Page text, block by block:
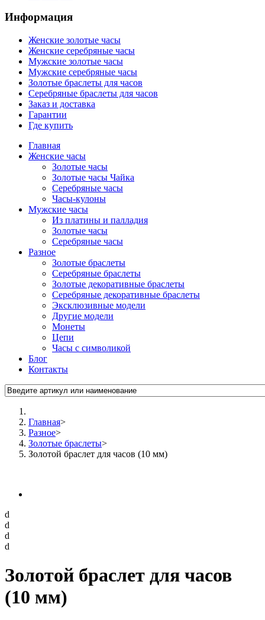
Информация
Женские золотые часы
Женские серебряные часы
Мужские золотые часы
Мужские серебряные часы
Золотые браслеты для часов
Серебряные браслеты для часов
Заказ и доставка
Гарантии
Где купить
Главная
Женские часы
Золотые часы
Золотые часы Чайка
Серебряные часы
Часы-кулоны
Мужские часы
Из платины и палладия
Золотые часы
Серебряные часы
Разное
Золотые браслеты
Серебряные браслеты
Золотые декоративные браслеты
Серебряные декоративные браслеты
Эксклюзивные модели
Другие модели
Монеты
Цепи
Часы с символикой
Блог
Контакты
Главная>
Разное>
Золотые браслеты>
Золотой браслет для часов (10 мм)
d
d
d
d
Золотой браслет для часов
(10 мм)